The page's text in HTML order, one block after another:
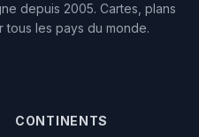
depuis 2005. Cartes, plans
les pays du monde.
CONTINENTS